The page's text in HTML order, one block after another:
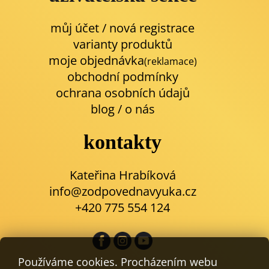
Používáme cookies. Procházením webu
můj účet / nová registrace
varianty produktů
moje objednávka(reklamace)
obchodní podmínky
ochrana osobních údajů
blog/ o nás
kontakty
Kateřina Hrabíková
info@zodpovednavyuka.cz
+420 775 554 124